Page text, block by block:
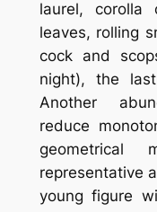
laurel,
leaves, rolling
cock and
night), the
Another
reduce
geometrical
representative
young figure